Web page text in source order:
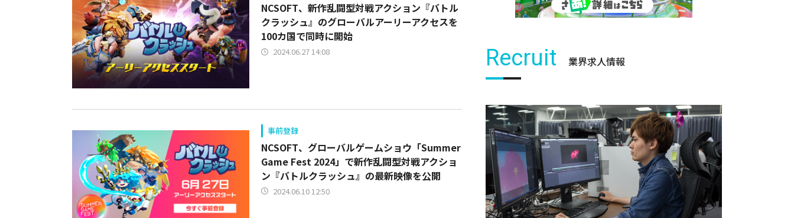
NCSOFT、新作乱闘型対戦アクション『バトル
クラッシュ』のグローバルアーリーアクセスを
100カ国で同時に開始
2024.06.27 14:08
事前登録
NCSOFT、グローバルゲームショウ「Summer
Game Fest 2024」で新作乱闘型対戦アクショ
ン『バトルクラッシュ』の最新映像を公開
2024.06.10 12:50
Recruit 業界求人情報